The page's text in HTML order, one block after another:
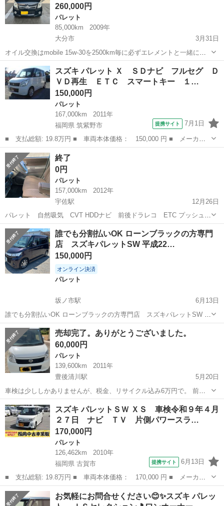
260,000円
パレット
85,000km
2009年
大分市
3月31日
オイル交換はmobile 15w-30を2500km毎に必ずエレメントと一緒に交
換、オイル交換の500km前にワコーズのヒューエルワンを入れており
ました。HKSのエアクリーナ 一のフィルターもオイル交換のタイミン
グで交換して...
大分市 パレット エレメント
スズキ パレット Ｘ ＳＤナビ フルセグ Ｄ
ＶＤ再生 ＥＴＣ スマートキー １…
150,000円
パレット
167,000km
2011年
福岡県 筑紫野市
提携サイト 7月1日
■ 支払総額: 19.8万円 ■ 車両本体価格： 150,000 円 ■ メーカー
名： スズキ ■ 車種名： パレット ■ グレード名： Ｘ ＳＤナ
ビ フルセグ ＤＶＤ再生 ＥＴＣ スマートキー １４ＡＷ タイ
ミングチェー...
福岡 筑紫野市
終了
0円
パレット
157,000km
2012年
宇佐駅
12月26日
パレット 自然吸気 CVT HDDナビ 前後ドラレコ ETC プッシュス
タート、両側パワースライドドア、HID.オートライト付き、バッテリ
ー交換済、ベルト類交換済 車体左側に傷凹み等有り。左側電動格納不
良、角度...
大分 宇佐市 宇佐駅 パレット ドラレコ
誰でも分割払いOK ローンブラックの方専門
店 スズキパレットSW 平成22…
150,000円
オンライン決済
パレット
坂ノ市駅
6月13日
誰でも分割払いOK ローンブラックの方専門店 スズキパレットSW 平
成22年式 車検7年6月 走行20万キロ スマートキー プッシュスタ
ート ETC HDDナビ テレビ DVD Bluetooth 両側スライドドア...
大分 大分市 坂ノ市駅 パレット 車両
売却完了。ありがとうございました。
60,000円
パレット
139,600km
2011年
豊後清川駅
5月20日
車検は少ししかありませんが、税金、リサイクル込み6万円で。 前バ
ンパーに傷、ヒビあり 内装は変な臭いなし、この金額帯にしては良い
方 ピンクパレットを出品してますが、あれよりスムーズに調子良いエ
ンジン、cvt と感じますが、...
大分 豊後大野市 豊後清川駅 エンジン
スズキ パレットＳＷ ＸＳ 車検令和９年４月
２７日 ナビ ＴＶ 片側パワースラ…
170,000円
パレット
126,462km
2010年
福岡県 古賀市
提携サイト 6月13日
■ 支払総額: 19.8万円 ■ 車両本体価格： 170,000 円 ■ メーカー
名： スズキ ■ 車種名： パレットＳＷ ■ グレード名： ＸＳ
車検令和９年４月２７日 ナビ ＴＶ 片側パワースライドドア プ
福岡 古賀市 パレット
お気軽にお問合せください😊✨スズキ パレッ